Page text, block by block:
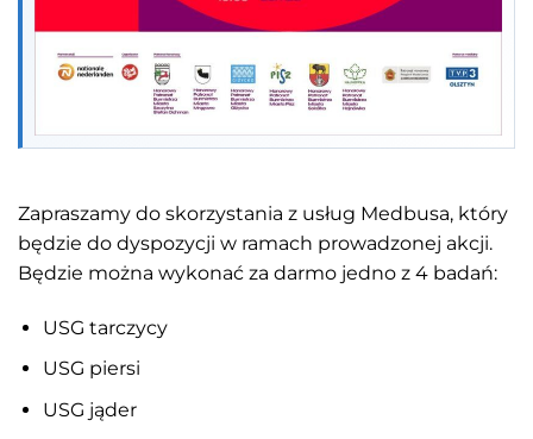
Zapraszamy do skorzystania z usług Medbusa, który
będzie do dyspozycji w ramach prowadzonej akcji.
Będzie można wykonać za darmo jedno z 4 badań:
USG tarczycy
USG piersi
USG jąder